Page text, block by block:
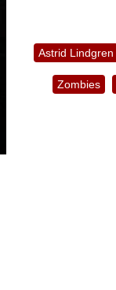
Astrid Lindgren
Zombies